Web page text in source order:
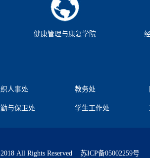
健康管理与康复学院
人事处
与保卫处
教务处
学生工作处
All Rights Reserved 苏ICP备05002259号